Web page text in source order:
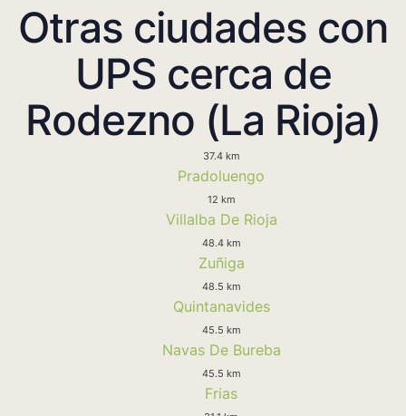
Otras ciudades con
UPS cerca de
Rodezno (La Rioja)
37.4 km
Pradoluengo
12 km
Villalba De Rioja
48.4 km
Zuñiga
48.5 km
Quintanavides
45.5 km
Navas De Bureba
45.5 km
Frias